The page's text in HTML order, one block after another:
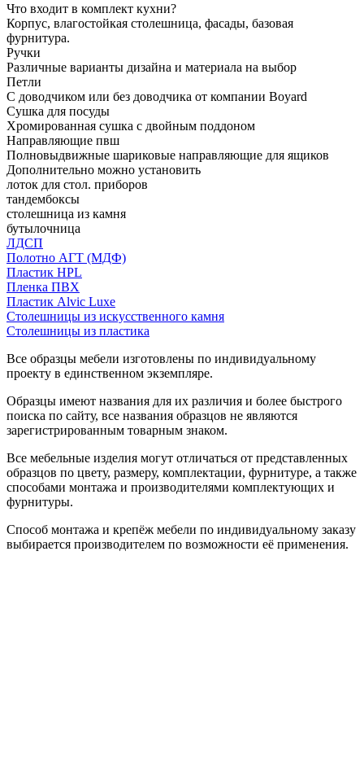
Что входит в комплект кухни?
Корпус, влагостойкая столешница, фасады, базовая
фурнитура.
Ручки
Различные варианты дизайна и материала на выбор
Петли
С доводчиком или без доводчика от компании Boyard
Сушка для посуды
Хромированная сушка с двойным поддоном
Направляющие пвш
Полновыдвижные шариковые направляющие для ящиков
Дополнительно можно установить
лоток для стол. приборов
тандембоксы
столешница из камня
бутылочница
ЛДСП
Полотно АГТ (МДФ)
Пластик HPL
Пленка ПВХ
Пластик Alvic Luxe
Столешницы из искусственного камня
Столешницы из пластика
Все образцы мебели изготовлены по индивидуальному
проекту в единственном экземпляре.
Образцы имеют названия для их различия и более быстрого
поиска по сайту, все названия образцов не являются
зарегистрированным товарным знаком.
Все мебельные изделия могут отличаться от представленных
образцов по цвету, размеру, комплектации, фурнитуре, а также
способами монтажа и производителями комплектующих и
фурнитуры.
Способ монтажа и крепёж мебели по индивидуальному заказу
выбирается производителем по возможности её применения.